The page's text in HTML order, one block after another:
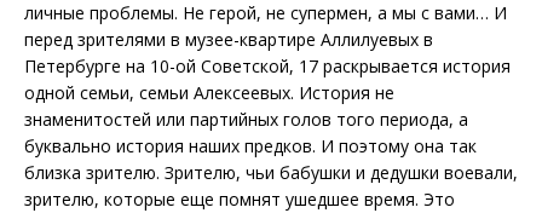
личные проблемы. Не герой, не супермен, а мы с вами… И
перед зрителями в музее-квартире Аллилуевых в
Петербурге на 10-ой Советской, 17 раскрывается история
одной семьи, семьи Алексеевых. История не
знаменитостей или партийных голов того периода, а
буквально история наших предков. И поэтому она так
близка зрителю. Зрителю, чьи бабушки и дедушки воевали,
зрителю, которые еще помнят ушедшее время. Это